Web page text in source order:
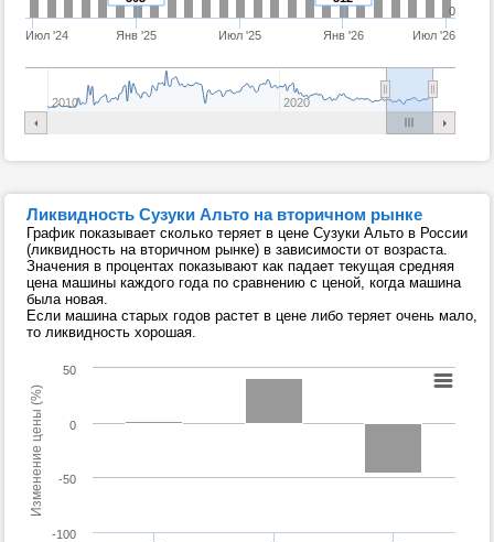
Июл '24 Янв '25 Июл '25 Янв '26 Июл '26
2010 2020
0
Ликвидность Сузуки Альто на вторичном рынке
График показывает сколько теряет в цене Сузуки Альто в России
(ликвидность на вторичном рынке) в зависимости от возраста.
Значения в процентах показывают как падает текущая средняя
цена машины каждого года по сравнению с ценой, когда машина
была новая.
Если машина старых годов растет в цене либо теряет очень мало,
то ликвидность хорошая.
Изменение цены (%) -50
0
50
-100